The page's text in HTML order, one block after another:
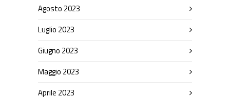
Agosto 2023
Luglio 2023
Giugno 2023
Maggio 2023
Aprile 2023